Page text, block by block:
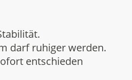
darf ruhiger werden.
entschieden